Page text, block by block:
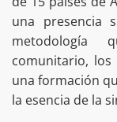
una presencia
metodología
comunitario,
una formación
la esencia de la